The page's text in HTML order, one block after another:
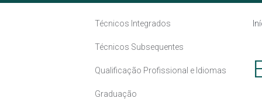
Técnicos Integrados
Técnicos Subsequentes
Qualificação Profissional e Idiomas
Graduação